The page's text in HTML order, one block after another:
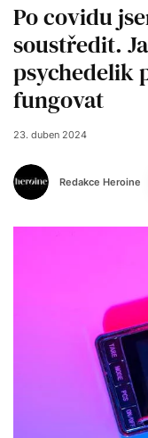
Po covidu
soustředit.
psychedelik
fungovat
Redakce Heroine
23. duben 2024